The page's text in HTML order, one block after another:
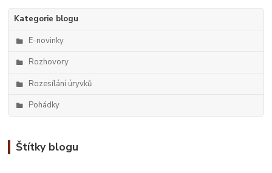
Kategorie blogu
E-novinky
Rozhovory
Rozesílání úryvků
Pohádky
Štítky blogu